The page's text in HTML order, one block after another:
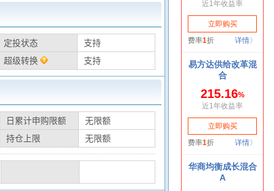
定投状态
支持
超级转换 支持
日累计申购限额
无限额
持仓上限 无限额